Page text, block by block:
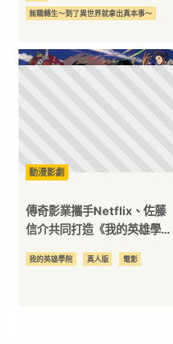
無職轉生～到了異世界就拿出真本事～
動漫影劇
傳奇影業攜手Netflix、佐藤
信介共同打造《我的英雄學
我的英雄學院 真人版 電影